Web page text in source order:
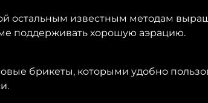
остальным известным методам
поддерживать хорошую аэрацию.
брикеты, которыми удобно